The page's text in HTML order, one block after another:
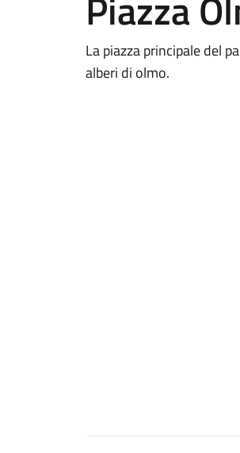
La piazza principale del
alberi di olmo.